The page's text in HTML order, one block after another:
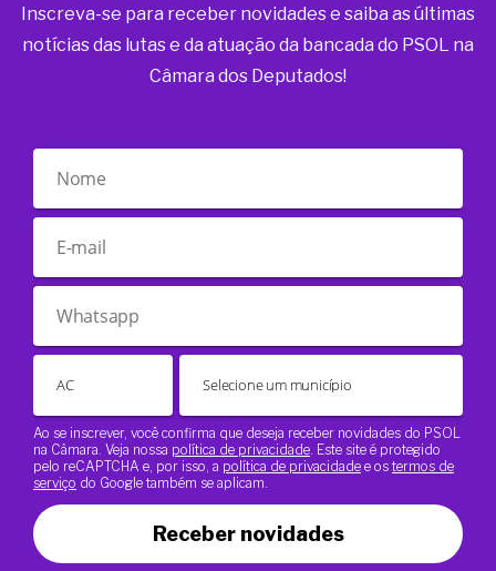
Inscreva-se para receber novidades e saiba as últimas
notícias das lutas e da atuação da bancada do PSOL na
Câmara dos Deputados!
Ao se inscrever, você confirma que deseja receber novidades do PSOL
na Câmara. Veja nossa política de privacidade . Este site é protegido
pelo reCAPTCHA e, por isso, a política de privacidade e os termos de
serviço do Google também se aplicam.
Receber novidades